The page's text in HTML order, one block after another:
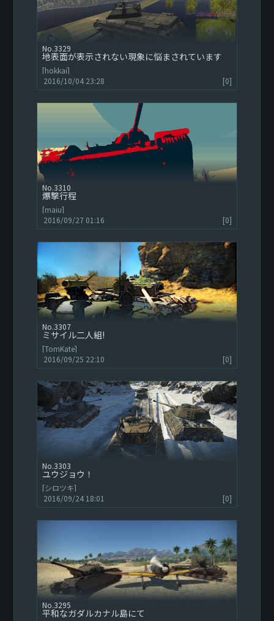
3329
地表面が表示されない現象に悩まされています
[hokkai]
2016/10/04 23:28
[0]
3310
爆撃行程
[maiu]
2016/09/27 01:16
[0]
3307
ミサイル二人組!
[TomKate]
2016/09/25 22:10
[0]
3303
ユウジョウ！
[シロツキ]
2016/09/24 18:01
[0]
3295
平和なガダルカナル島にて